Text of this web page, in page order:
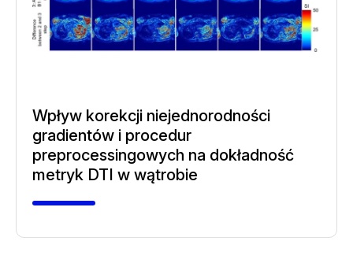
Wpływ korekcji niejednorodności
gradientów i procedur
preprocessingowych na dokładność
metryk DTI w wątrobie